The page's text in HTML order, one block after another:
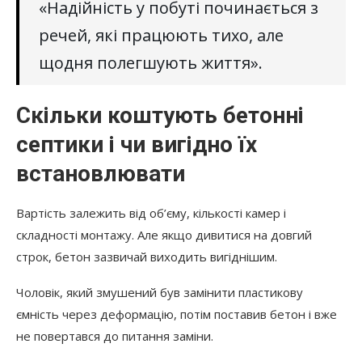
«Надійність у побуті починається з
речей, які працюють тихо, але
щодня полегшують життя».
Скільки коштують бетонні
септики і чи вигідно їх
встановлювати
Вартість залежить від об’єму, кількості камер і
складності монтажу. Але якщо дивитися на довгий
строк, бетон зазвичай виходить вигіднішим.
Чоловік, який змушений був замінити пластикову
ємність через деформацію, потім поставив бетон і вже
не повертався до питання заміни.